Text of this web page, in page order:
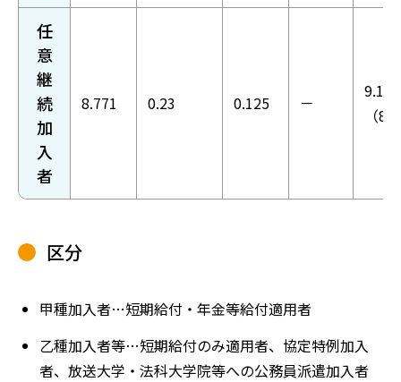
任
意
継
続
加
入
者
8.771 0.23 0.125 －
9.126
（
区分
甲種加入者…短期給付・年金等給付適用者
乙種加入者等…短期給付のみ適用者、協定特例加入
者、放送大学・法科大学院等への公務員派遣加入者